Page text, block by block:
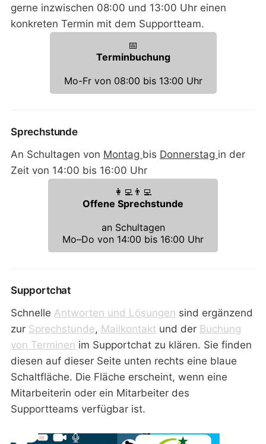
gerne inzwischen 08:00 und 13:00 Uhr einen
konkreten Termin mit dem Supportteam.
📅
Terminbuchung
Mo-Fr von 08:00 bis 13:00 Uhr
Sprechstunde
An Schultagen von Montag bis Donnerstag in der
Zeit von 14:00 bis 16:00 Uhr
👩‍💻👨‍💻
Offene Sprechstunde
an Schultagen
Mo–Do von 14:00 bis 16:00 Uhr
Supportchat
Schnelle Antworten und Lösungen sind ergänzend
zur Sprechstunde, Mailkontakt und der Buchung
von Terminen im Supportchat zu klären. Sie finden
diesen auf dieser Seite unten rechts eine blaue
Schaltfläche. Die Fläche erscheint, wenn eine
Mitarbeiterin oder ein Mitarbeiter des
Supportteams verfügbar ist.